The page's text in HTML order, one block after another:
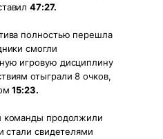
47:27.
полностью перешла
смогли
игровую дисциплину
отыграли 8 очков,
15:23.
команды продолжили
стали свидетелями